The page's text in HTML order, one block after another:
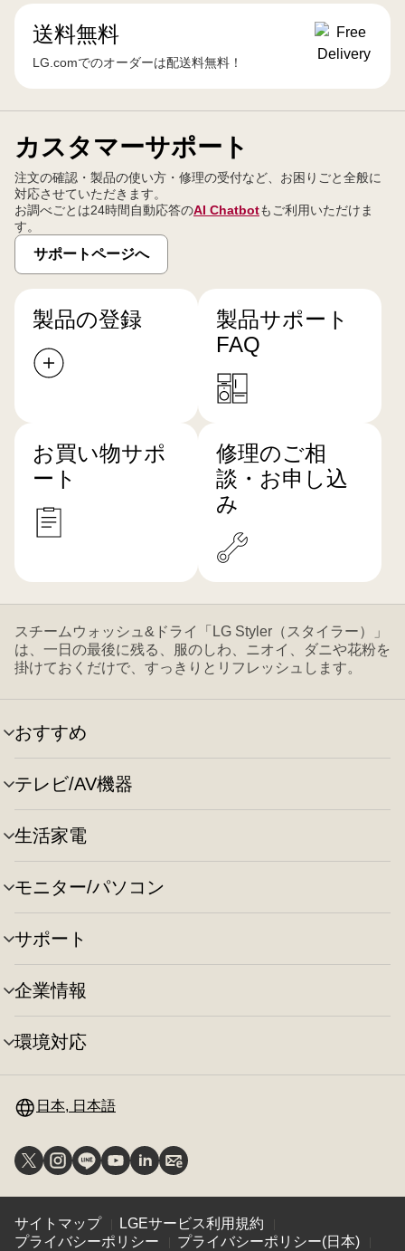
送料無料
LG.comでのオーダーは配送料無料！
カスタマーサポート
注文の確認・製品の使い方・修理の受付など、お困りごと全般に
対応させていただきます。
お調べごとは24時間自動応答のAI Chatbotもご利用いただけま
す。
サポートページへ
製品の登録
製品サポート
FAQ
お買い物サポ
ート
修理のご相
談・お申し込
み
スチームウォッシュ&ドライ「LG Styler（スタイラー）」
は、一日の最後に残る、服のしわ、ニオイ、ダニや花粉を
掛けておくだけで、すっきりとリフレッシュします。
おすすめ
メ
ニ
ュ
ー
の
切
り
替
え
テレビ/AV機器
メ
ニ
ュ
ー
の
切
り
替
え
生活家電
メ
ニ
ュ
ー
の
切
り
替
え
モニター/パソコン
メ
ニ
ュ
ー
の
切
り
替
え
サポート
メ
ニ
ュ
ー
の
切
り
替
企業情報
メ
ニ
ュ
ー
り
え
環境対応
メ
ー
の
り
替
え
日本, 日本語
サイトマップ
LGEサービス利用規約
プライバシーポリシー
プライバシーポリシー(日本)